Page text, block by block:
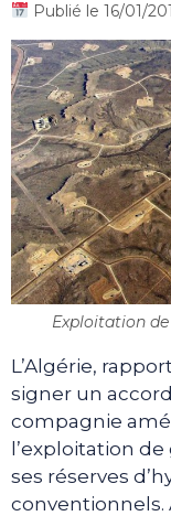
Publié le 16/01/
Exploitation de
L’Algérie,
signer un
compagnie
l’exploitation de
ses réserves
conventionnels.